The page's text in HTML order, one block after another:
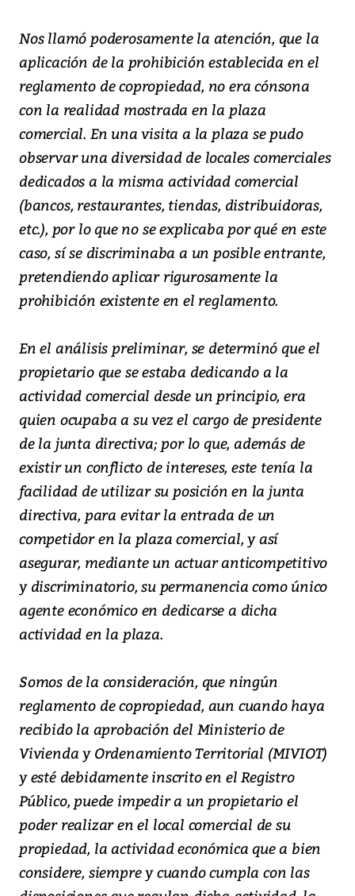
Nos llamó poderosamente la atención, que la
aplicación de la prohibición establecida en el
reglamento de copropiedad, no era cónsona
con la realidad mostrada en la plaza
comercial. En una visita a la plaza se pudo
observar una diversidad de locales comerciales
dedicados a la misma actividad comercial
(bancos, restaurantes, tiendas, distribuidoras,
etc.), por lo que no se explicaba por qué en este
caso, sí se discriminaba a un posible entrante,
pretendiendo aplicar rigurosamente la
prohibición existente en el reglamento.
En el análisis preliminar, se determinó que el
propietario que se estaba dedicando a la
actividad comercial desde un principio, era
quien ocupaba a su vez el cargo de presidente
de la junta directiva; por lo que, además de
existir un conflicto de intereses, este tenía la
facilidad de utilizar su posición en la junta
directiva, para evitar la entrada de un
competidor en la plaza comercial, y así
asegurar, mediante un actuar anticompetitivo
y discriminatorio, su permanencia como único
agente económico en dedicarse a dicha
actividad en la plaza.
Somos de la consideración, que ningún
reglamento de copropiedad, aun cuando haya
recibido la aprobación del Ministerio de
Vivienda y Ordenamiento Territorial (MIVIOT)
y esté debidamente inscrito en el Registro
Público, puede impedir a un propietario el
poder realizar en el local comercial de su
propiedad, la actividad económica que a bien
considere, siempre y cuando cumpla con las